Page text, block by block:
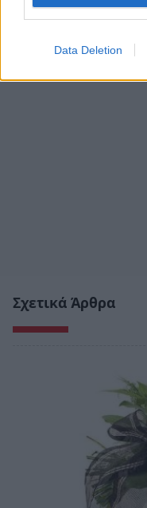
Data Deletion
Σχετικά Άρθρα